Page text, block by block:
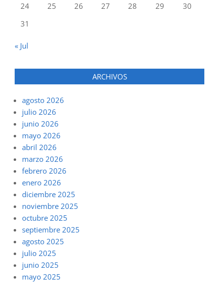
24
25 26 27 28 29
30
31
« Jul
ARCHIVOS
agosto 2026
julio 2026
junio 2026
mayo 2026
abril 2026
marzo 2026
febrero 2026
enero 2026
diciembre 2025
noviembre 2025
octubre 2025
septiembre 2025
agosto 2025
julio 2025
junio 2025
mayo 2025